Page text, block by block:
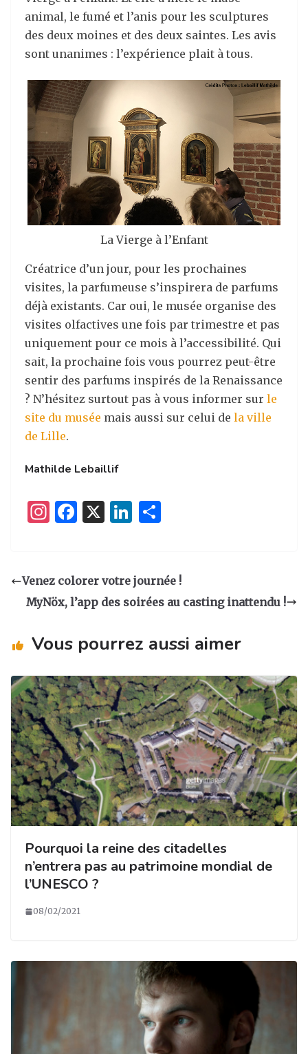
animal, le fumé et l’anis pour les sculptures
des deux moines et des deux saintes. Les avis
sont unanimes : l’expérience plait à tous.
La Vierge à l’Enfant
Créatrice d’un jour, pour les prochaines
visites, la parfumeuse s’inspirera de parfums
déjà existants. Car oui, le musée organise des
visites olfactives une fois par trimestre et pas
uniquement pour ce mois à l’accessibilité. Qui
sait, la prochaine fois vous pourrez peut-être
sentir des parfums inspirés de la Renaissance
? N’hésitez surtout pas à vous informer sur le
site du musée mais aussi sur celui de la ville
de Lille.
Mathilde Lebaillif
I
a
g
m
F
e
b
o
X
Li
e
dI
g
er
Venez colorer votre journée !
MyNöx, l’app des soirées au casting inattendu !
Vous pourrez aussi aimer
Pourquoi la reine des citadelles
n’entrera pas au patrimoine mondial de
l’UNESCO ?
08/02/2021